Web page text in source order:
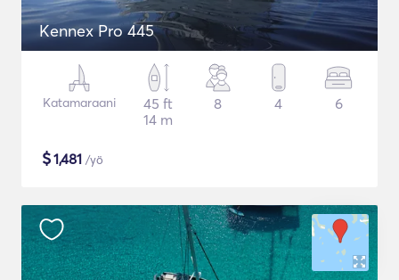
Kennex Pro 445
Katamaraani
45 ft
14 m
8 4 6
$1,481 /yö